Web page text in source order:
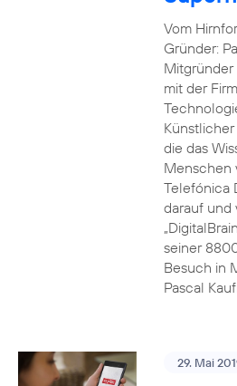
Vom
Gründer:
mit der
die das
Menschen
Telefónica
darauf und
seiner
Besuch in
Pascal
29. Mai